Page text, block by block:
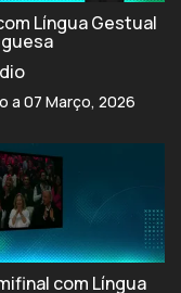
Língua Gestual
a 07 Março, 2026
com Língua